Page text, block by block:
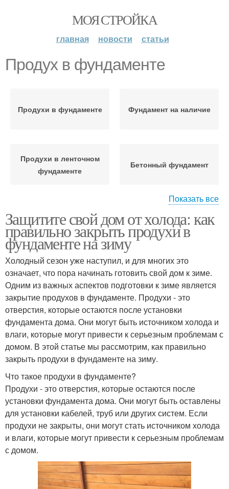
МОЯ СТРОЙКА
главная новости статьи
Продух в фундаменте
Продухи в фундаменте Фундамент на наличие
Продухи в ленточном
фундаменте
Бетонный фундамент
Фундамент от продух
Показать все
Защитите свой дом от холода: как
правильно закрыть продухи в
фундаменте на зиму
Холодный сезон уже наступил, и для многих это
означает, что пора начинать готовить свой дом к зиме.
Одним из важных аспектов подготовки к зиме является
закрытие продухов в фундаменте. Продухи - это
отверстия, которые остаются после установки
фундамента дома. Они могут быть источником холода и
влаги, которые могут привести к серьезным проблемам с
домом. В этой статье мы рассмотрим, как правильно
закрыть продухи в фундаменте на зиму.
Что такое продухи в фундаменте?
Продухи - это отверстия, которые остаются после
установки фундамента дома. Они могут быть оставлены
для установки кабелей, труб или других систем. Если
продухи не закрыты, они могут стать источником холода
и влаги, которые могут привести к серьезным проблемам
с домом.